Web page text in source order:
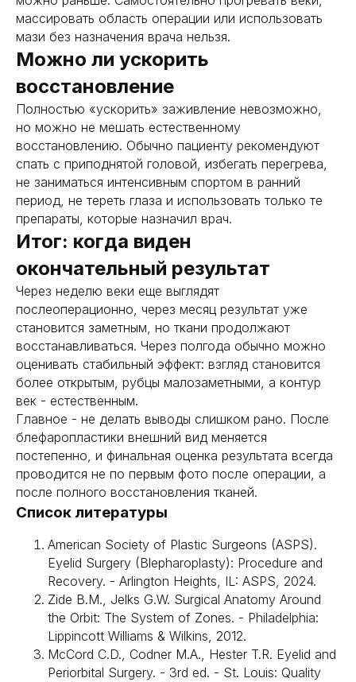
массировать область операции или использовать
мази без назначения врача нельзя.
Можно ли ускорить
восстановление
Полностью «ускорить» заживление невозможно,
но можно не мешать естественному
восстановлению. Обычно пациенту рекомендуют
спать с приподнятой головой, избегать перегрева,
не заниматься интенсивным спортом в ранний
период, не тереть глаза и использовать только те
препараты, которые назначил врач.
Итог: когда виден
окончательный результат
Через неделю веки еще выглядят
послеоперационно, через месяц результат уже
становится заметным, но ткани продолжают
восстанавливаться. Через полгода обычно можно
оценивать стабильный эффект: взгляд становится
более открытым, рубцы малозаметными, а контур
век - естественным.
Главное - не делать выводы слишком рано. После
блефаропластики внешний вид меняется
постепенно, и финальная оценка результата всегда
проводится не по первым фото после операции, а
после полного восстановления тканей.
Список литературы
American Society of Plastic Surgeons (ASPS).
Eyelid Surgery (Blepharoplasty): Procedure and
Recovery. - Arlington Heights, IL: ASPS, 2024.
Zide B.M., Jelks G.W. Surgical Anatomy Around
the Orbit: The System of Zones. - Philadelphia:
Lippincott Williams & Wilkins, 2012.
McCord C.D., Codner M.A., Hester T.R. Eyelid and
Periorbital Surgery. - 3rd ed. - St. Louis: Quality
я согласен(на) с политикой обработки персональных
получить консультацию
+7 (916) 004-92-62
Пластика лица